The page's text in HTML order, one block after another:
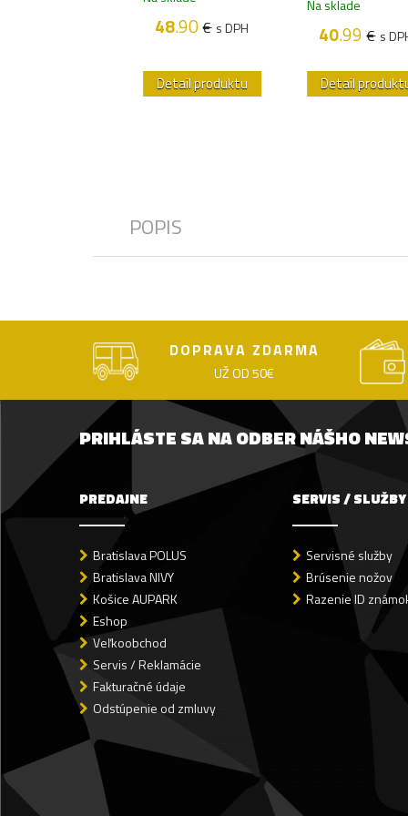
48.90€ s DPH
Detail produktu
Na sklade
40.99€ s
Detail
POPIS
DOPRAVA ZDARMA
UŽ OD 50€
PRIHLÁSTE SA NA ODBER NÁŠHO
PREDAJNE
Bratislava POLUS
Bratislava NIVY
Košice AUPARK
Eshop
Veľkoobchod
Servis / Reklamácie
Fakturačné údaje
Odstúpenie od zmluvy
SERVIS / SLUŽBY
Servisné služby
Brúsenie nožov
Razenie ID